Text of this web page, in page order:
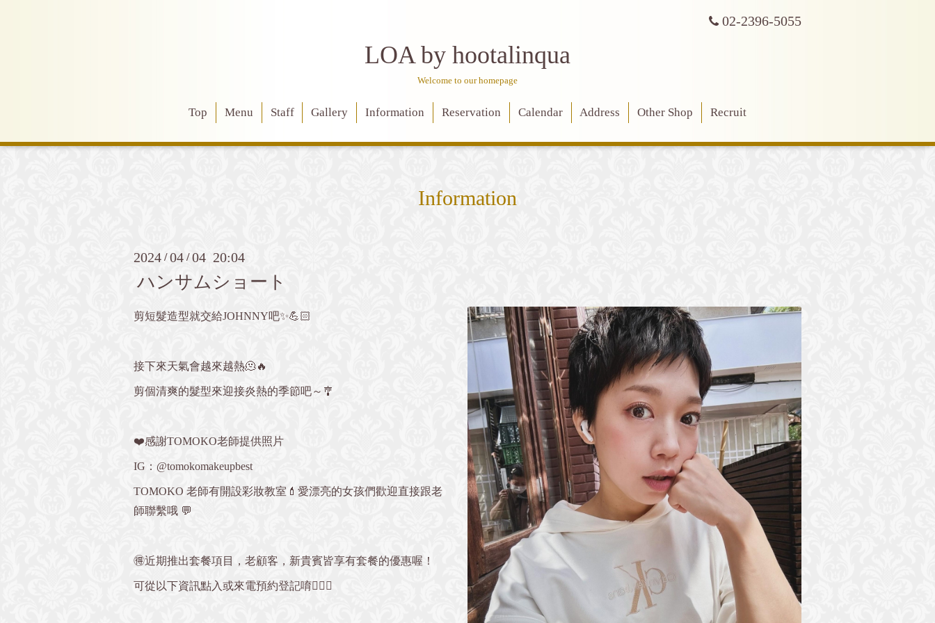
02-2396-5055
LOA by hootalinqua
Welcome to our homepage
Top Menu Staff Gallery Information Reservation Calendar Address Other Shop Recruit
Information
2024 /04 /04 20:04
ハンサムショート
剪短髮造型就交給JOHNNY吧✨💪🏻
接下來天氣會越來越熱🫠🔥
剪個清爽的髮型來迎接炎熱的季節吧～🎐
❤️感謝TOMOKO老師提供照片
IG：@tomokomakeupbest
TOMOKO 老師有開設彩妝教室💄愛漂亮的女孩們歡迎直接跟老
師聯繫哦 💬
🉐近期推出套餐項目，老顧客，新貴賓皆享有套餐的優惠喔！
可從以下資訊點入或來電預約登記唷💁🏻‍♀️